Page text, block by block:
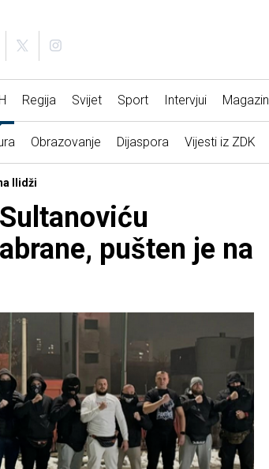
Regija Svijet Sport Intervjui Magazin
Obrazovanje Dijaspora Vijesti iz ZDK
Ilidži
pušten je na